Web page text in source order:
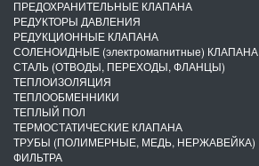
ПРЕДОХРАНИТЕЛЬНЫЕ КЛАПАНА
РЕДУКТОРЫ ДАВЛЕНИЯ
РЕДУКЦИОННЫЕ КЛАПАНА
СОЛЕНОИДНЫЕ (электромагнитные) КЛАПАНА
СТАЛЬ (ОТВОДЫ, ПЕРЕХОДЫ, ФЛАНЦЫ)
ТЕПЛОИЗОЛЯЦИЯ
ТЕПЛООБМЕННИКИ
ТЕПЛЫЙ ПОЛ
ТЕРМОСТАТИЧЕСКИЕ КЛАПАНА
ТРУБЫ (ПОЛИМЕРНЫЕ, МЕДЬ, НЕРЖАВЕЙКА)
ФИЛЬТРА